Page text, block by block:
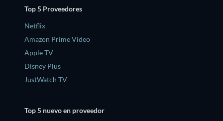
Top 5 Proveedores
Netflix
Amazon Prime Video
Apple TV
Disney Plus
JustWatch TV
Top 5 nuevo en proveedor